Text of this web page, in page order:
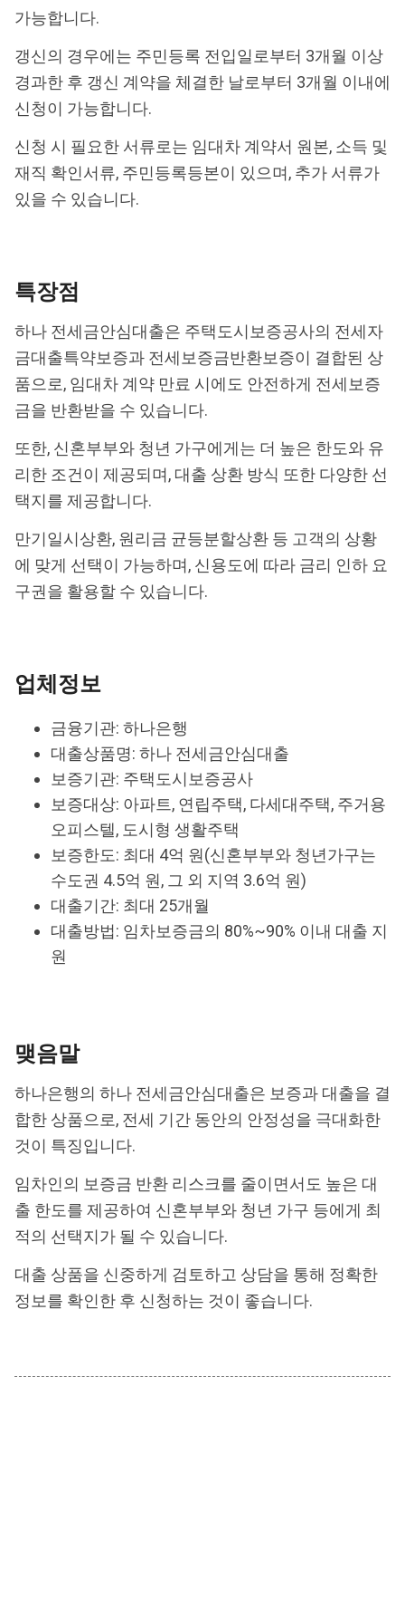
가능합니다.
갱신의 경우에는 주민등록 전입일로부터 3개월 이상
경과한 후 갱신 계약을 체결한 날로부터 3개월 이내에
신청이 가능합니다.
신청 시 필요한 서류로는 임대차 계약서 원본, 소득 및
재직 확인서류, 주민등록등본이 있으며, 추가 서류가
있을 수 있습니다.
특장점
하나 전세금안심대출은 주택도시보증공사의 전세자
금대출특약보증과 전세보증금반환보증이 결합된 상
품으로, 임대차 계약 만료 시에도 안전하게 전세보증
금을 반환받을 수 있습니다.
또한, 신혼부부와 청년 가구에게는 더 높은 한도와 유
리한 조건이 제공되며, 대출 상환 방식 또한 다양한 선
택지를 제공합니다.
만기일시상환, 원리금 균등분할상환 등 고객의 상황
에 맞게 선택이 가능하며, 신용도에 따라 금리 인하 요
구권을 활용할 수 있습니다.
업체정보
금융기관: 하나은행
대출상품명: 하나 전세금안심대출
보증기관: 주택도시보증공사
보증대상: 아파트, 연립주택, 다세대주택, 주거용
오피스텔, 도시형 생활주택
보증한도: 최대 4억 원(신혼부부와 청년가구는
수도권 4.5억 원, 그 외 지역 3.6억 원)
대출기간: 최대 25개월
대출방법: 임차보증금의 80%~90% 이내 대출 지
원
맺음말
하나은행의 하나 전세금안심대출은 보증과 대출을 결
합한 상품으로, 전세 기간 동안의 안정성을 극대화한
것이 특징입니다.
임차인의 보증금 반환 리스크를 줄이면서도 높은 대
출 한도를 제공하여 신혼부부와 청년 가구 등에게 최
적의 선택지가 될 수 있습니다.
대출 상품을 신중하게 검토하고 상담을 통해 정확한
정보를 확인한 후 신청하는 것이 좋습니다.